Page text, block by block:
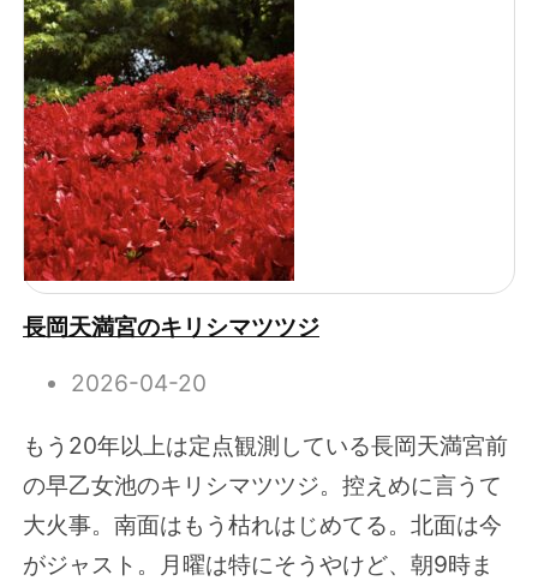
長岡天満宮のキリシマツツジ
2026-04-20
もう20年以上は定点観測している長岡天満宮前
の早乙女池のキリシマツツジ。控えめに言うて
大火事。南面はもう枯れはじめてる。北面は今
がジャスト。月曜は特にそうやけど、朝9時ま